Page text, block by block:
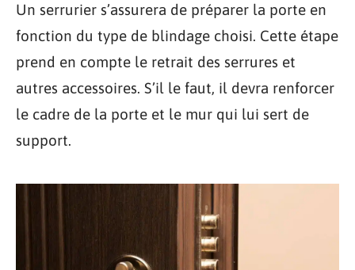
Un serrurier s’assurera de préparer la porte en
fonction du type de blindage choisi. Cette étape
prend en compte le retrait des serrures et
autres accessoires. S’il le faut, il devra renforcer
le cadre de la porte et le mur qui lui sert de
support.